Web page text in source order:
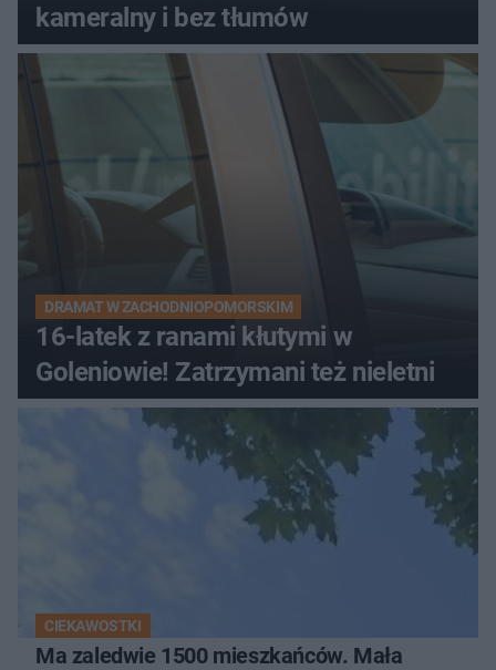
kameralny i bez tłumów
DRAMAT W ZACHODNIOPOMORSKIM
16-latek z ranami kłutymi w
Goleniowie! Zatrzymani też nieletni
CIEKAWOSTKI
Ma zaledwie 1500 mieszkańców. Mała